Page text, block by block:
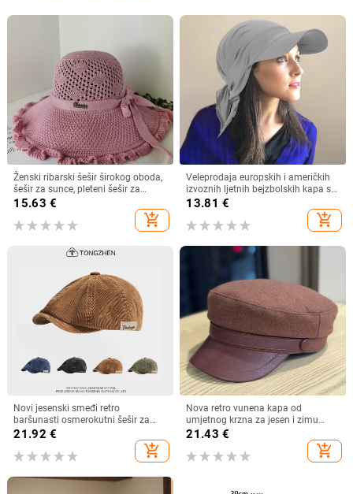
Ženski ribarski šešir širokog oboda,
šešir za sunce, pleteni šešir za
sunce, šešir za odmor na plaži, šešir
15.63 €
add_shopping_cart
Veleprodaja europskih i američkih
izvoznih ljetnih bejzbolskih kapa s
vezicom na leđima, vanjski šešir,
13.81 €
add_shopping_cart
Novi jesenski smeđi retro
baršunasti osmerokutni šešir za
muškarce i žene, nošen unatrag s
beretkom, univerzalni šešir u jednoj
boji za jesen i zimu
21.92 €
add_shopping_cart
Nova retro vunena kapa od
umjetnog krzna za jesen i zimu
2025. za žene, britanski
osmerokutni ravni cilindar za
književna putovanja
21.43 €
add_shopping_cart